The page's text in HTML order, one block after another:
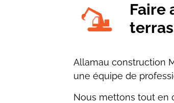
Faire
Allamau construction
une équipe de
Nous mettons tout en